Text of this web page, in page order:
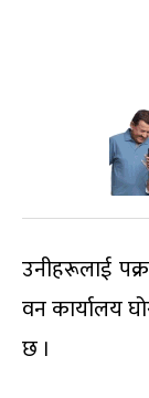
उनीहरूलाई
वन कार्यालय
छ ।